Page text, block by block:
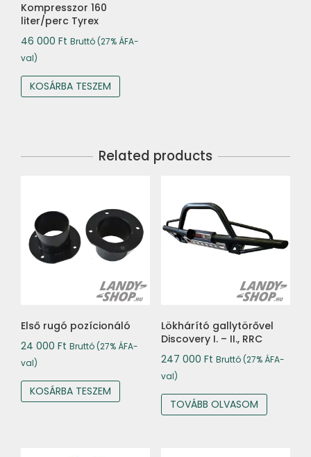
Kompresszor 160
liter/perc Tyrex
46 000 Ft Bruttó (27% ÁFA-
val)
KOSÁRBA TESZEM
Related products
Első rugó pozícionáló
24 000 Ft Bruttó (27% ÁFA-
val)
KOSÁRBA TESZEM
Lökhárító gallytörővel
Discovery I. – II., RRC
247 000 Ft Bruttó (27% ÁFA-
val)
TOVÁBB OLVASOM